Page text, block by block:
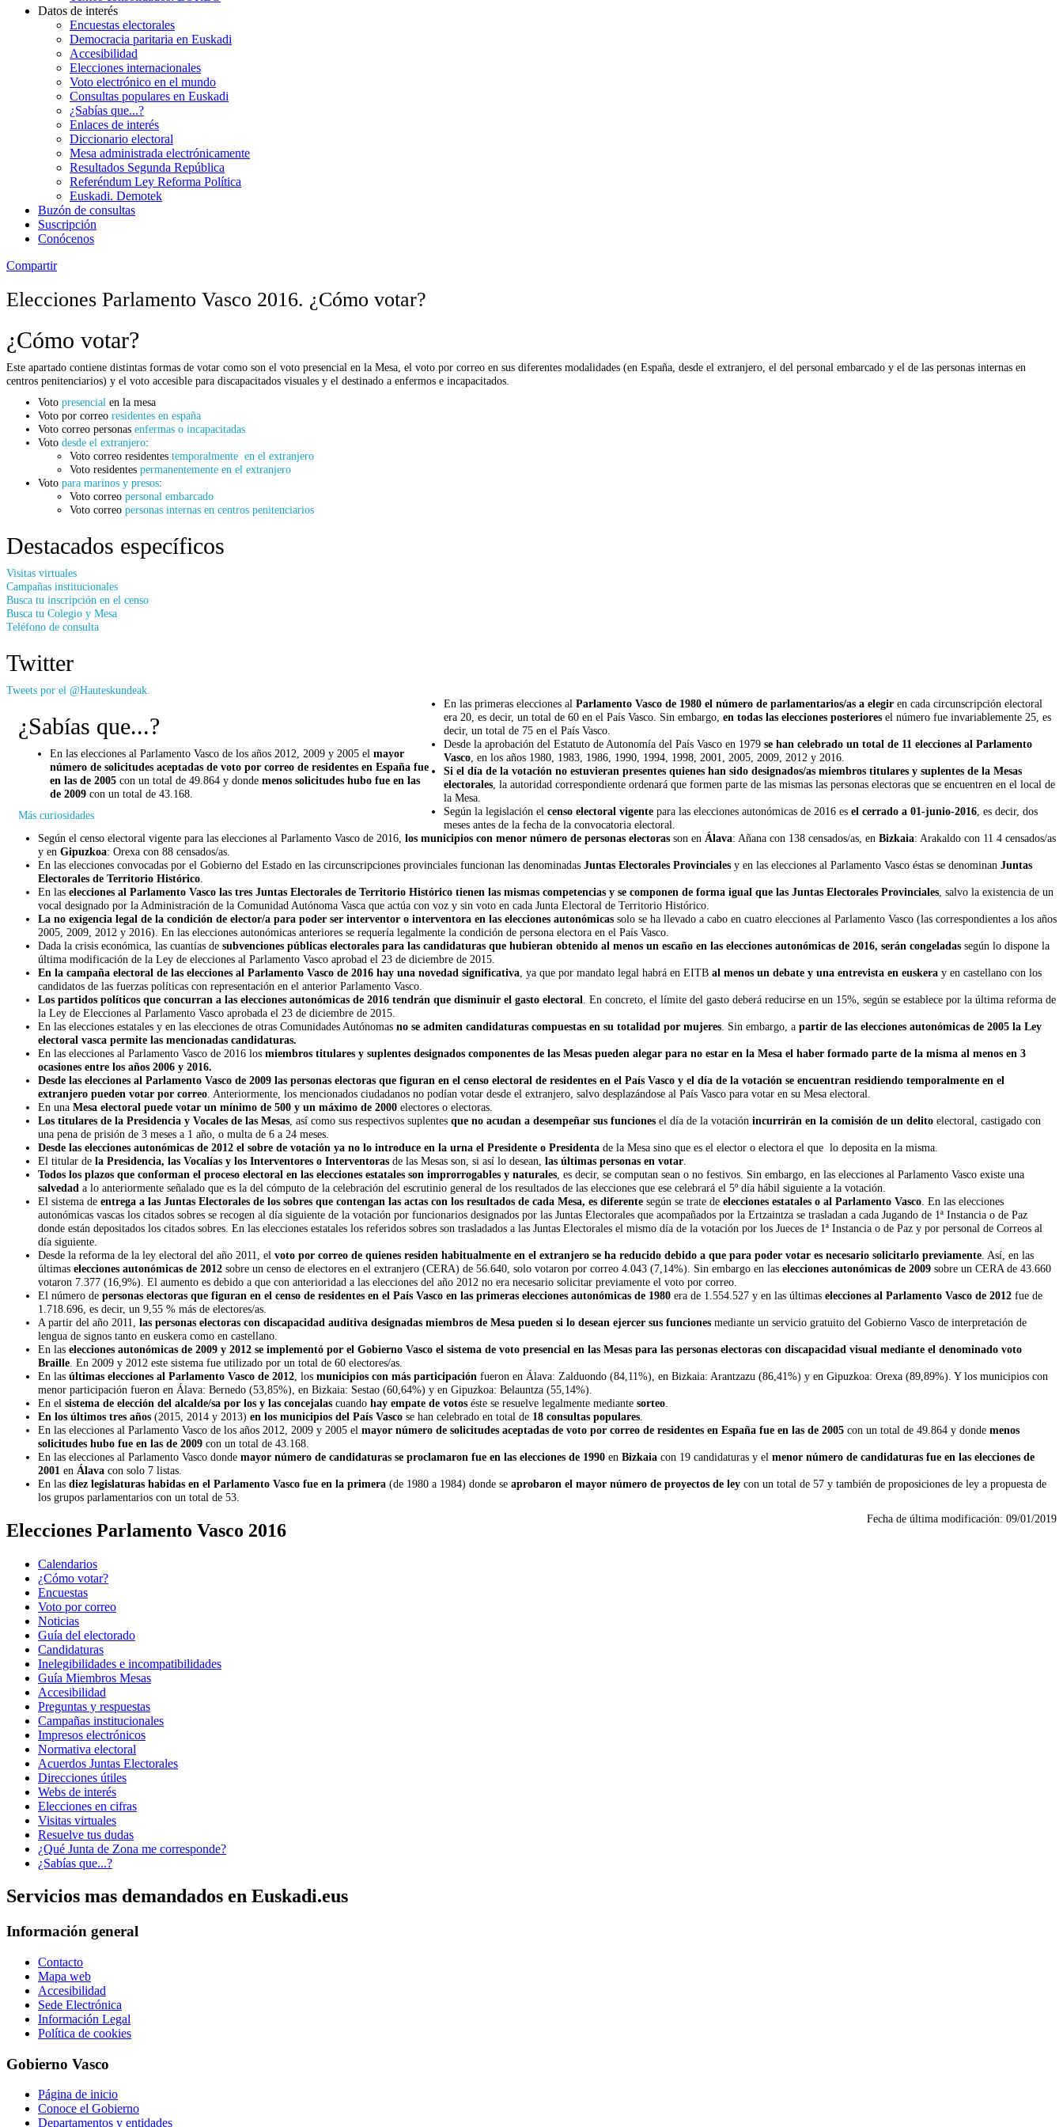
Datos de interés
Encuestas electorales
Democracia paritaria en Euskadi
Accesibilidad
Elecciones internacionales
Voto electrónico en el mundo
Consultas populares en Euskadi
¿Sabías que...?
Enlaces de interés
Diccionario electoral
Mesa administrada electrónicamente
Resultados Segunda República
Referéndum Ley Reforma Política
Euskadi. Demotek
Buzón de consultas
Suscripción
Conócenos
Compartir
Elecciones Parlamento Vasco 2016. ¿Cómo votar?
¿Cómo votar?
Este apartado contiene distintas formas de votar como son el voto presencial en la Mesa, el voto por correo en sus diferentes modalidades (en España, desde el extranjero, el del personal embarcado y el de las personas internas en
centros penitenciarios) y el voto accesible para discapacitados visuales y el destinado a enfermos e incapacitados.
Voto presencial en la mesa
Voto por correo residentes en españa
Voto correo personas enfermas o incapacitadas
Voto desde el extranjero:
Voto correo residentes temporalmente en el extranjero
Voto residentes permanentemente en el extranjero
Voto para marinos y presos:
Voto correo personal embarcado
Voto correo personas internas en centros penitenciarios
Destacados específicos
Visitas virtuales
Campañas institucionales
Busca tu inscripción en el censo
Busca tu Colegio y Mesa
Teléfono de consulta
Twitter
Tweets por el @Hauteskundeak.
¿Sabías que...?
En las elecciones al Parlamento Vasco de los años 2012, 2009 y 2005 el mayor
número de solicitudes aceptadas de voto por correo de residentes en España fue
en las de 2005 con un total de 49.864 y donde menos solicitudes hubo fue en las
de 2009 con un total de 43.168.
Más curiosidades
En las primeras elecciones alParlamento Vasco de 1980 el número de parlamentarios/as a elegir en cada circunscripción electoral
era 20, es decir, un total de 60 en el País Vasco. Sin embargo,en todas las elecciones posteriores el número fue invariablemente 25, es
decir, un total de 75 en el País Vasco.
Desde la aprobación del Estatuto de Autonomía del País Vasco en 1979se han celebrado un total de 11 elecciones al Parlamento
Vasco , en los años 1980, 1983, 1986, 1990, 1994, 1998, 2001, 2005, 2009, 2012 y 2016.
Si el día de la votación no estuvieran presentes quienes han sido designados/as miembros titulares y suplentes de la Mesas
electorales , la autoridad correspondiente ordenará que formen parte de las mismas las personas electoras que se encuentren en el local de
la Mesa.
Según la legislación elcenso electoral vigente para las elecciones autonómicas de 2016 esel cerrado a 01-junio-2016 , es decir, dos
meses antes de la fecha de la convocatoria electoral.
Según el censo electoral vigente para las elecciones al Parlamento Vasco de 2016, los municipios con menor número de personas electoras son en Álava: Añana con 138 censados/as, en Bizkaia: Arakaldo con 11 4 censados/as
y en Gipuzkoa: Orexa con 88 censados/as.
En las elecciones convocadas por el Gobierno del Estado en las circunscripciones provinciales funcionan las denominadas Juntas Electorales Provinciales y en las elecciones al Parlamento Vasco éstas se denominan Juntas
Electorales de Territorio Histórico
En las elecciones al Parlamento Vasco las tres Juntas Electorales de Territorio Histórico tienen las mismas competencias y se componen de forma igual que las Juntas Electorales Provinciales , salvo la existencia de un
vocal designado por la Administración de la Comunidad Autónoma Vasca que actúa con voz y sin voto en cada Junta Electoral de Territorio Histórico.
La no exigencia legal de la condición de elector/a para poder ser interventor o interventora en las elecciones autonómicas solo se ha llevado a cabo en cuatro elecciones al Parlamento Vasco (las correspondientes a los años
2005, 2009, 2012 y 2016). En las elecciones autonómicas anteriores se requería legalmente la condición de persona electora en el País Vasco.
Dada la crisis económica, las cuantías de subvenciones públicas electorales para las candidaturas que hubieran obtenido al menos un escaño en las elecciones autonómicas de 2016, serán congeladas según lo dispone la
última modificación de la Ley de elecciones al Parlamento Vasco aprobad el 23 de diciembre de 2015.
En la campaña electoral de las elecciones al Parlamento Vasco de 2016 hay una novedad significativa , ya que por mandato legal habrá en EITB al menos un debate y una entrevista en euskera y en castellano con los
candidatos de las fuerzas políticas con representación en el anterior Parlamento Vasco.
Los partidos políticos que concurran a las elecciones autonómicas de 2016 tendrán que disminuir el gasto electoral . En concreto, el límite del gasto deberá reducirse en un 15%, según se establece por la última reforma de
la Ley de Elecciones al Parlamento Vasco aprobada el 23 de diciembre de 2015.
En las elecciones estatales y en las elecciones de otras Comunidades Autónomas no se admiten candidaturas compuestas en su totalidad por mujeres . Sin embargo, a partir de las elecciones autonómicas de 2005 la Ley
electoral vasca permite las mencionadas candidaturas.
En las elecciones al Parlamento Vasco de 2016 los miembros titulares y suplentes designados componentes de las Mesas pueden alegar para no estar en la Mesa el haber formado parte de la misma al menos en 3
ocasiones entre los años 2006 y 2016.
Desde las elecciones al Parlamento Vasco de 2009 las personas electoras que figuran en el censo electoral de residentes en el País Vasco y el día de la votación se encuentran residiendo temporalmente en el
extranjero pueden votar por correo . Anteriormente, los mencionados ciudadanos no podían votar desde el extranjero, salvo desplazándose al País Vasco para votar en su Mesa electoral.
En una Mesa electoral puede votar un mínimo de 500 y un máximo de 2000 electores o electoras.
Los titulares de la Presidencia y Vocales de las Mesas , así como sus respectivos suplentes que no acudan a desempeñar sus funciones el día de la votación incurrirán en la comisión de un delito electoral, castigado con
una pena de prisión de 3 meses a 1 año, o multa de 6 a 24 meses.
Desde las elecciones autonómicas de 2012 el sobre de votación ya no lo introduce en la urna el Presidente o Presidenta de la Mesa sino que es el elector o electora el que lo deposita en la misma.
El titular de la Presidencia, las Vocalías y los Interventores o Interventoras de las Mesas son, si así lo desean, las últimas personas en votar
Todos los plazos que conforman el proceso electoral en las elecciones estatales son improrrogables y naturales , es decir, se computan sean o no festivos. Sin embargo, en las elecciones al Parlamento Vasco existe una
salvedad a lo anteriormente señalado que es la del cómputo de la celebración del escrutinio general de los resultados de las elecciones que ese celebrará el 5º día hábil siguiente a la votación.
El sistema de entrega a las Juntas Electorales de los sobres que contengan las actas con los resultados de cada Mesa, es diferente según se trate de elecciones estatales o al Parlamento Vasco . En las elecciones
autonómicas vascas los citados sobres se recogen al día siguiente de la votación por funcionarios designados por las Juntas Electorales que acompañados por la Ertzaintza se trasladan a cada Jugando de 1ª Instancia o de Paz
donde están depositados los citados sobres. En las elecciones estatales los referidos sobres son trasladados a las Juntas Electorales el mismo día de la votación por los Jueces de 1ª Instancia o de Paz y por personal de Correos al
día siguiente.
Desde la reforma de la ley electoral del año 2011, el voto por correo de quienes residen habitualmente en el extranjero se ha reducido debido a que para poder votar es necesario solicitarlo previamente . Así, en las
últimas elecciones autonómicas de 2012 sobre un censo de electores en el extranjero (CERA) de 56.640, solo votaron por correo 4.043 (7,14%). Sin embargo en las elecciones autonómicas de 2009 sobre un CERA de 43.660
votaron 7.377 (16,9%). El aumento es debido a que con anterioridad a las elecciones del año 2012 no era necesario solicitar previamente el voto por correo.
El número de personas electoras que figuran en el censo de residentes en el País Vasco en las primeras elecciones autonómicas de 1980 era de 1.554.527 y en las últimas elecciones al Parlamento Vasco de 2012 fue de
1.718.696, es decir, un 9,55 % más de electores/as.
A partir del año 2011, las personas electoras con discapacidad auditiva designadas miembros de Mesa pueden si lo desean ejercer sus funciones mediante un servicio gratuito del Gobierno Vasco de interpretación de
lengua de signos tanto en euskera como en castellano.
En las elecciones autonómicas de 2009 y 2012 se implementó por el Gobierno Vasco el sistema de voto presencial en las Mesas para las personas electoras con discapacidad visual mediante el denominado voto
Braille . En 2009 y 2012 este sistema fue utilizado por un total de 60 electores/as.
En las últimas elecciones al Parlamento Vasco de 2012 , los municipios con más participación fueron en Álava: Zalduondo (84,11%), en Bizkaia: Arantzazu (86,41%) y en Gipuzkoa: Orexa (89,89%). Y los municipios con
menor participación fueron en Álava: Bernedo (53,85%), en Bizkaia: Sestao (60,64%) y en Gipuzkoa: Belauntza (55,14%).
En el sistema de elección del alcalde/sa por los y las concejalas cuando hay empate de votos éste se resuelve legalmente mediante sorteo
En los últimos tres años (2015, 2014 y 2013) en los municipios del País Vasco se han celebrado en total de 18 consultas populares
En las elecciones al Parlamento Vasco de los años 2012, 2009 y 2005 el mayor número de solicitudes aceptadas de voto por correo de residentes en España fue en las de 2005 con un total de 49.864 y donde menos
solicitudes hubo fue en las de 2009 con un total de 43.168.
En las elecciones al Parlamento Vasco donde mayor número de candidaturas se proclamaron fue en las elecciones de 1990 en Bizkaia con 19 candidaturas y el menor número de candidaturas fue en las elecciones de
2001 en Álava con solo 7 listas.
En las diez legislaturas habidas en el Parlamento Vasco fue en la primera (de 1980 a 1984) donde se aprobaron el mayor número de proyectos de ley con un total de 57 y también de proposiciones de ley a propuesta de
los grupos parlamentarios con un total de 53.
Fecha de última modificación: 09/01/2019
Elecciones Parlamento Vasco 2016
Calendarios
¿Cómo votar?
Encuestas
Voto por correo
Noticias
Guía del electorado
Candidaturas
Inelegibilidades e incompatibilidades
Guía Miembros Mesas
Accesibilidad
Preguntas y respuestas
Campañas institucionales
Impresos electrónicos
Normativa electoral
Acuerdos Juntas Electorales
Direcciones útiles
Webs de interés
Elecciones en cifras
Visitas virtuales
Resuelve tus dudas
¿Qué Junta de Zona me corresponde?
¿Sabías que...?
Servicios mas demandados en Euskadi.eus
Información general
Contacto
Mapa web
Accesibilidad
Sede Electrónica
Información Legal
Política de cookies
Gobierno Vasco
Página de inicio
Conoce el Gobierno
Departamentos y entidades